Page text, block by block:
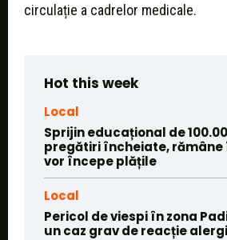
circulație a cadrelor medicale.
Hot this week
Local
Sprijin educațional de
pregătiri încheiate,
vor începe plățile
Local
Pericol de viespi în zona
un caz grav de reacție